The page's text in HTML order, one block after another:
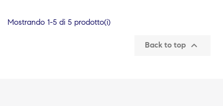
Mostrando 1-5 di 5 prodotto(i)
Back to top 